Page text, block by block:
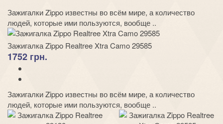
Зажигалки Zippo известны во всём мире, а количество
людей, которые ими пользуются, вообще ..
Зажигалка Zippo Realtree Xtra Camo 29585
1752 грн.
Зажигалки Zippo известны во всём мире, а количество
людей, которые ими пользуются, вообще ..